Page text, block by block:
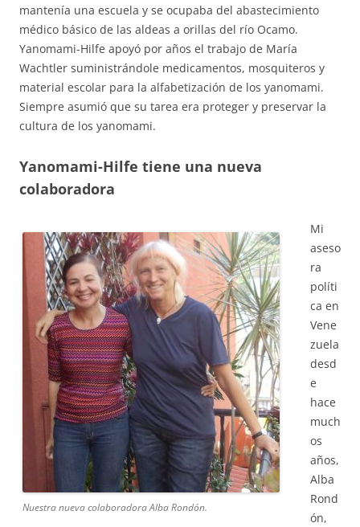
mantenía una escuela y se ocupaba del abastecimiento
médico básico de las aldeas a orillas del río Ocamo.
Yanomami-Hilfe apoyó por años el trabajo de María
Wachtler suministrándole medicamentos, mosquiteros y
material escolar para la alfabetización de los yanomami.
Siempre asumió que su tarea era proteger y preservar la
cultura de los yanomami.
Yanomami-Hilfe tiene una nueva
colaboradora
Nuestra nueva colaboradora Alba Rondón.
Mi
aseso
ra
políti
ca en
Vene
zuela
desd
e
hace
much
os
años,
Alba
Rond
ón,